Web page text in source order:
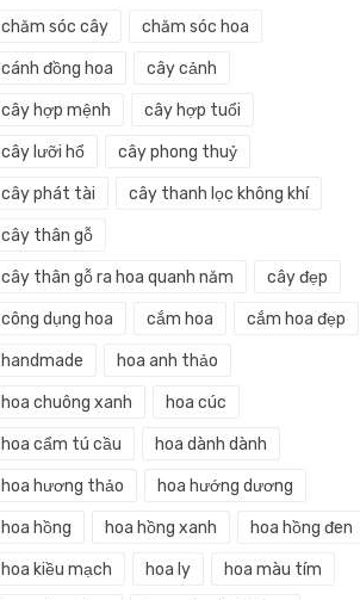
chăm sóc cây chăm sóc hoa
cánh đồng hoa cây cảnh
cây hợp mệnh cây hợp tuổi
cây lưỡi hổ cây phong thuỷ
cây phát tài cây thanh lọc không khí
cây thân gỗ
cây thân gỗ ra hoa quanh năm cây đẹp
công dụng hoa cắm hoa cắm hoa đẹp
handmade hoa anh thảo
hoa chuông xanh hoa cúc
hoa cẩm tú cầu hoa dành dành
hoa hương thảo hoa hướng dương
hoa hồng hoa hồng xanh hoa hồng đen
hoa kiều mạch hoa ly hoa màu tím